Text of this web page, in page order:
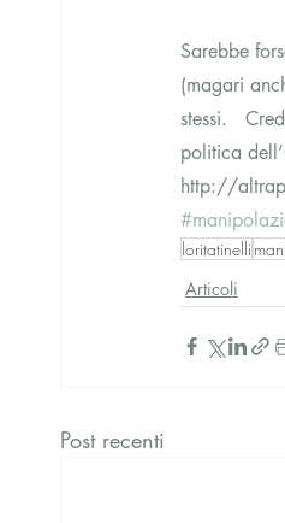
Sarebbe
(magari
stessi.
politica
http://
loritatinelli
Articoli
Post recenti